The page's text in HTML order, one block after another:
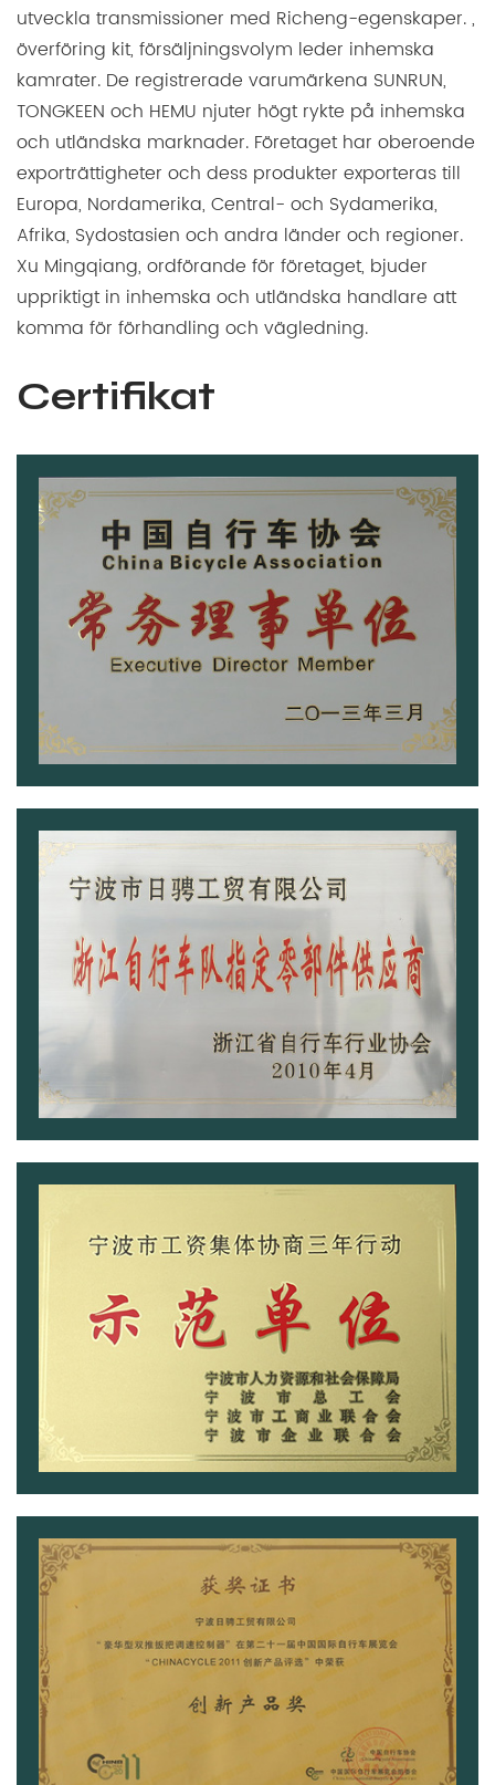
utveckla transmissioner med Richeng-egenskaper. ,
överföring kit, försäljningsvolym leder inhemska
kamrater. De registrerade varumärkena SUNRUN,
TONGKEEN och HEMU njuter högt rykte på inhemska
och utländska marknader. Företaget har oberoende
exporträttigheter och dess produkter exporteras till
Europa, Nordamerika, Central- och Sydamerika,
Afrika, Sydostasien och andra länder och regioner.
Xu Mingqiang, ordförande för företaget, bjuder
uppriktigt in inhemska och utländska handlare att
komma för förhandling och vägledning.
Certifikat